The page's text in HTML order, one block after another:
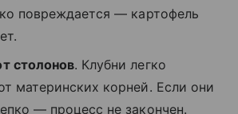
повреждается — картофель
столонов. Клубни легко
материнских корней. Если они
— процесс не закончен.